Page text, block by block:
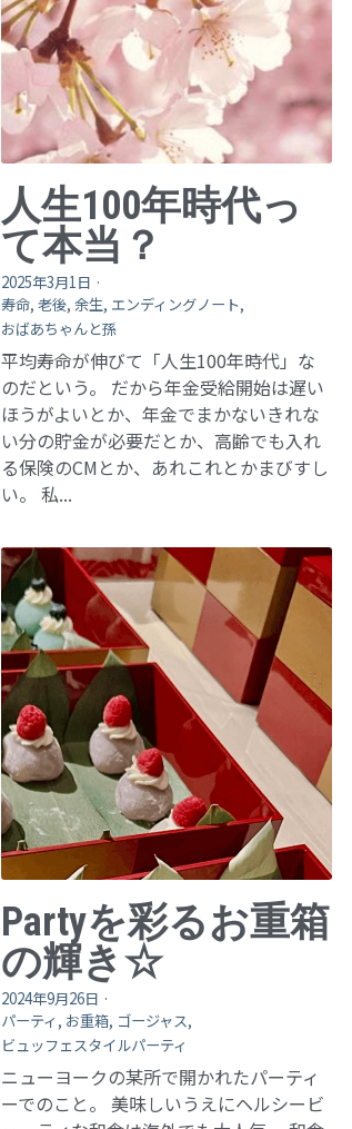
人生100年時代っ
て本当？
2025年3月1日 ·
寿命, 老後, 余生, エンディングノート,
おばあちゃんと孫
平均寿命が伸びて「人生100年時代」な
のだという。 だから年金受給開始は遅い
ほうがよいとか、年金でまかないきれな
い分の貯金が必要だとか、高齢でも入れ
る保険のCMとか、あれこれとかまびすし
い。 私...
Partyを彩るお重箱
の輝き☆
2024年9月26日 ·
パーティ, お重箱, ゴージャス,
ビュッフェスタイルパーティ
ニューヨークの某所で開かれたパーティ
ーでのこと。 美味しいうえにヘルシービ